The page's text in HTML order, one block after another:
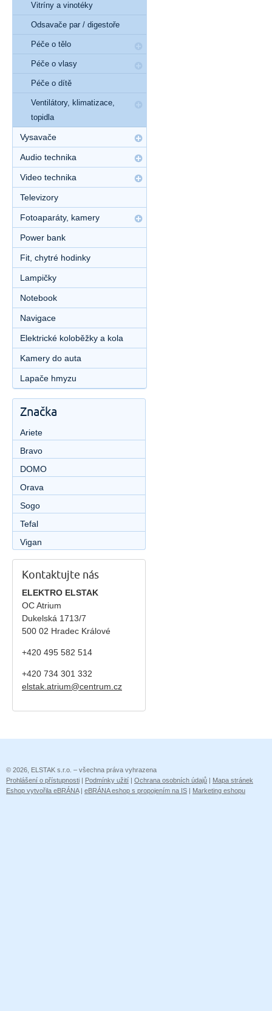
Vitríny a vinotéky
Odsavače par / digestoře
Péče o tělo
Péče o vlasy
Péče o dítě
Ventilátory, klimatizace,
topidla
Vysavače
Audio technika
Video technika
Televizory
Fotoaparáty, kamery
Power bank
Fit, chytré hodinky
Lampičky
Notebook
Navigace
Elektrické koloběžky a kola
Kamery do auta
Lapače hmyzu
Značka
Ariete
Bravo
DOMO
Orava
Sogo
Tefal
Vigan
Kontaktujte nás
ELEKTRO ELSTAK
OC Atrium
Dukelská 1713/7
500 02 Hradec Králové
+420 495 582 514
+420 734 301 332
elstak.atrium@centrum.cz
© 2026, ELSTAK s.r.o. – všechna práva vyhrazena
Prohlášení o přístupnosti | Podmínky užití | Ochrana osobních údajů | Mapa stránek
Eshop vytvořila eBRÁNA| eBRÁNA eshop s propojením na IS | Marketing eshopu